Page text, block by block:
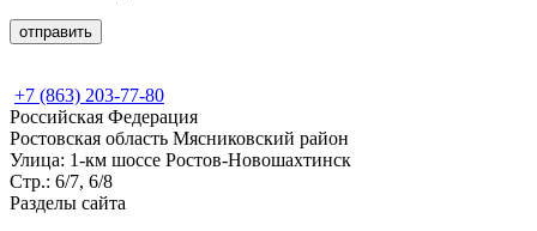
+7 (863) 203-77-80
Российская Федерация
Ростовская область Мясниковский район
Улица: 1-км шоссе Ростов-Новошахтинск
Стр.: 6/7, 6/8
Разделы сайта